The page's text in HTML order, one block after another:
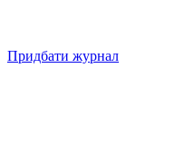
Придбати журнал